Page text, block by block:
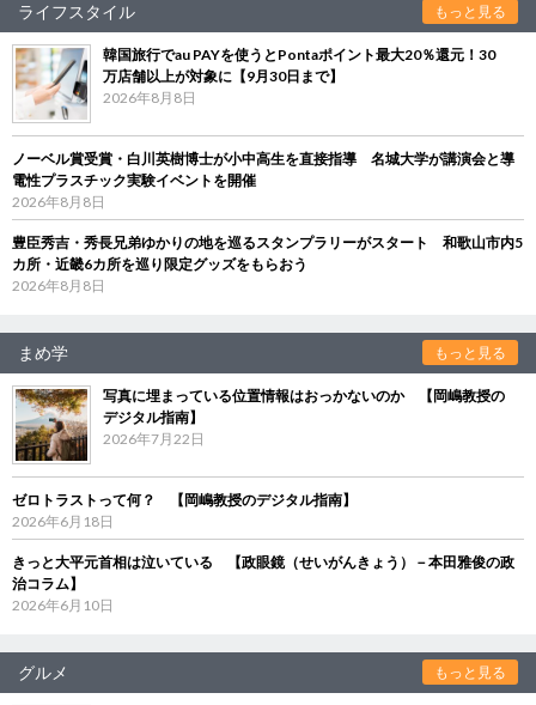
ライフスタイル もっと見る
韓国旅行でau PAYを使うとPontaポイント最大20％還元！30
万店舗以上が対象に【9月30日まで】
2026年8月8日
ノーベル賞受賞・白川英樹博士が小中高生を直接指導 名城大学が講演会と導
電性プラスチック実験イベントを開催
2026年8月8日
豊臣秀吉・秀長兄弟ゆかりの地を巡るスタンプラリーがスタート 和歌山市内5
カ所・近畿6カ所を巡り限定グッズをもらおう
2026年8月8日
まめ学 もっと見る
写真に埋まっている位置情報はおっかないのか 【岡嶋教授の
デジタル指南】
2026年7月22日
ゼロトラストって何？ 【岡嶋教授のデジタル指南】
2026年6月18日
きっと大平元首相は泣いている 【政眼鏡（せいがんきょう）－本田雅俊の政
治コラム】
2026年6月10日
グルメ もっと見る